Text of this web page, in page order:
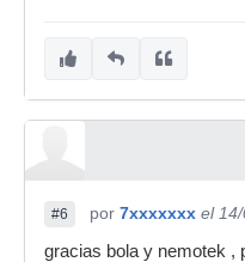
#6 por 7xxxxxxx el
gracias bola y nemotek ,